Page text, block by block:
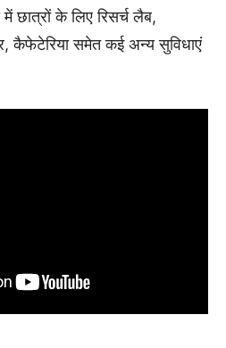
के लिए रिसर्च लैब,
कैफेटेरिया समेत कई अन्य सुविधाएं